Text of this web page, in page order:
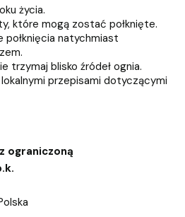
życia.
które mogą zostać połknięte.
połknięcia natychmiast
trzymaj blisko źródeł ognia.
przepisami dotyczącymi
z ograniczoną